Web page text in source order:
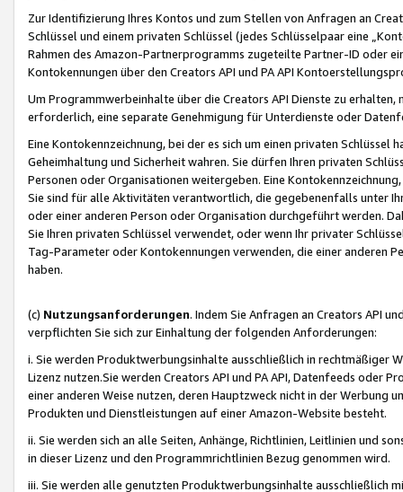
Zur Identifizierung Ihres Kontos und zum Stellen von Anfragen an
Schlüssel und einem privaten Schlüssel (jedes Schlüsselpaar eine
Rahmen des Amazon-Partnerprogramms zugeteilte Partner-ID oder
Kontokennungen über den Creators API und PA API
Um Programmwerbeinhalte über die Creators API Dienste zu
erforderlich, eine separate Genehmigung für Unterdienste oder
Eine Kontokennzeichnung, bei der es sich um einen privaten
Geheimhaltung und Sicherheit wahren. Sie dürfen Ihren privaten
Personen oder Organisationen weitergeben. Eine
Sie sind für alle Aktivitäten verantwortlich, die gegebenenfalls unter
oder einer anderen Person oder Organisation durchgeführt werden.
Sie Ihren privaten Schlüssel verwendet, oder wenn Ihr privater
Tag-Parameter oder Kontokennungen verwenden, die einer anderen
haben.
(c) Nutzungsanforderungen. Indem Sie Anfragen an Creators API
verpflichten Sie sich zur Einhaltung der folgenden Anforderungen:
i. Sie werden Produktwerbungsinhalte ausschließlich in rechtmäßiger
Lizenz nutzen.Sie werden Creators API und PA API, Datenfeeds oder
einer anderen Weise nutzen, deren Hauptzweck nicht in der Werbung
Produkten und Dienstleistungen auf einer Amazon-Website besteht.
ii. Sie werden sich an alle Seiten, Anhänge, Richtlinien, Leitlinien und
in dieser Lizenz und den Programmrichtlinien Bezug genommen wird.
iii. Sie werden alle genutzten Produktwerbungsinhalte ausschließlich